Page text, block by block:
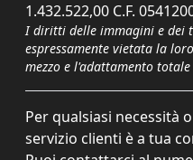
1.432.522,00 C.F.
I diritti delle immagini e dei
espressamente vietata la
mezzo e l'adattamento
Per qualsiasi necessità
servizio clienti è a tua